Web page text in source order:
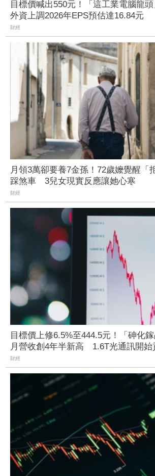
目標價喊出550元！「這工業電腦龍
外資上調2026年EPS預估達16.84元
財經
月領3萬卻要養7金孫！72歲嬤覺醒「
踩煞車 3兒女現實反應讓她心寒
財經
目標價上修6.5%至444.5元！「砷化
月營收創4年半新高 1.6T光通訊開始
財經